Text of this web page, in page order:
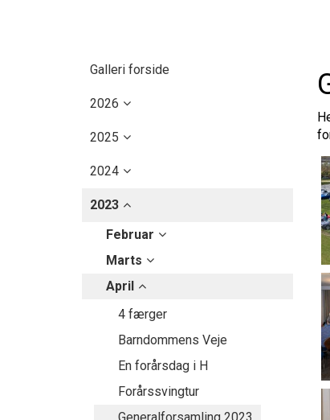
Galleri forside
2026
2025
2024
2023
Februar
Marts
April
4 færger
Barndommens Veje
En forårsdag i H
Forårssvingtur